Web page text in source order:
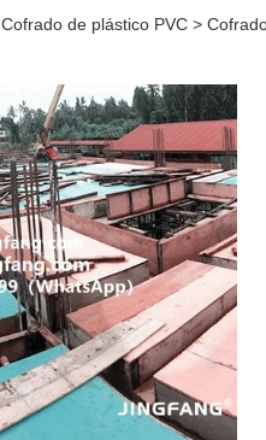
Cofrado de plástico PVC >